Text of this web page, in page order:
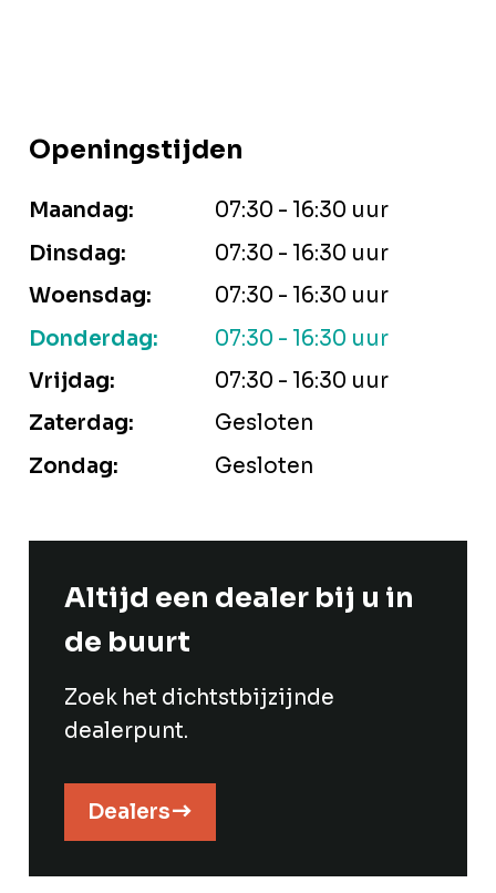
Openingstijden
Maandag:
07:30 - 16:30 uur
Dinsdag:
07:30 - 16:30 uur
Woensdag:
07:30 - 16:30 uur
Donderdag:
07:30 - 16:30 uur
Vrijdag:
07:30 - 16:30 uur
Zaterdag:
Gesloten
Zondag:
Gesloten
Altijd een dealer bij u in
de buurt
Zoek het dichtstbijzijnde
dealerpunt.
Dealers